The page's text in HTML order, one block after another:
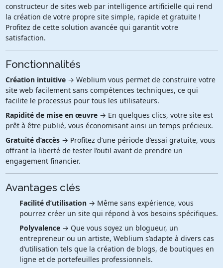
constructeur de sites web par intelligence artificielle qui rend
la création de votre propre site simple, rapide et gratuite !
Profitez de cette solution avancée qui garantit votre
satisfaction.
Fonctionnalités
Création intuitive→ Weblium vous permet de construire votre
site web facilement sans compétences techniques, ce qui
facilite le processus pour tous les utilisateurs.
Rapidité de mise en œuvre→ En quelques clics, votre site est
prêt à être publié, vous économisant ainsi un temps précieux.
Gratuité d’accès→ Profitez d’une période d’essai gratuite, vous
offrant la liberté de tester l’outil avant de prendre un
engagement financier.
Avantages clés
Facilité d’utilisation→ Même sans expérience, vous
pourrez créer un site qui répond à vos besoins spécifiques.
Polyvalence→ Que vous soyez un blogueur, un
entrepreneur ou un artiste, Weblium s’adapte à divers cas
d’utilisation tels que la création de blogs, de boutiques en
ligne et de portefeuilles professionnels.